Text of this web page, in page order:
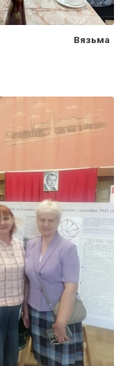
Вязьма